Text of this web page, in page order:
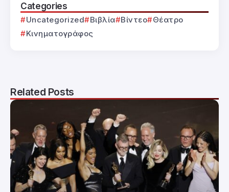
Categories
Uncategorized Βιβλία Βίντεο
Θέατρο
Κινηματογράφος
Related Posts